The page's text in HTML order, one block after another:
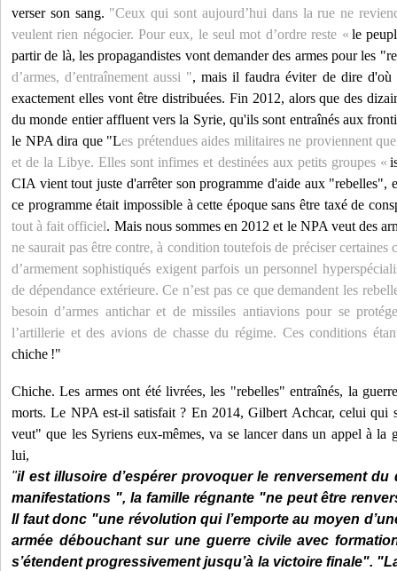
verser son sang. "Ceux qui sont aujourd’hui dans la rue ne
veulent rien négocier. Pour eux, le seul mot d’ordre reste « le
partir de là, les propagandistes vont demander des armes pour les
d’armes, d’entraînement aussi ", mais il faudra éviter de dire d'où
exactement elles vont être distribuées. Fin 2012, alors que des
du monde entier affluent vers la Syrie, qu'ils sont entraînés aux
le NPA dira que "Les prétendues aides militaires ne proviennent
et de la Libye. Elles sont infimes et destinées aux petits groupes «
CIA vient tout juste d'arrêter son programme d'aide aux "rebelles",
ce programme était impossible à cette époque sans être taxé de
tout à fait officiel. Mais nous sommes en 2012 et le NPA veut des
ne saurait pas être contre, à condition toutefois de préciser certaines
d’armement sophistiqués exigent parfois un personnel
de dépendance extérieure. Ce n’est pas ce que demandent les
besoin d’armes antichar et de missiles antiavions pour se
l’artillerie et des avions de chasse du régime. Ces conditions
chiche !"
Chiche. Les armes ont été livrées, les "rebelles" entraînés, la
morts. Le NPA est-il satisfait ? En 2014, Gilbert Achcar, celui qui
veut" que les Syriens eux-mêmes, va se lancer dans un appel à la
lui,
"il est illusoire d’espérer provoquer le renversement
manifestations ", la famille régnante "ne peut être
Il faut donc "une révolution qui l’emporte au moyen
armée débouchant sur une guerre civile avec
s’étendent progressivement jusqu’à la victoire finale".